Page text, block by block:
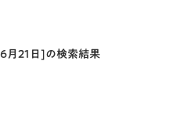
月21日]の検索結果